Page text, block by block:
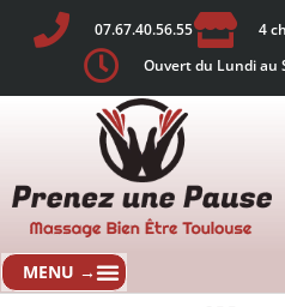
07.67.40.56.55
4
Ouvert du Lundi au